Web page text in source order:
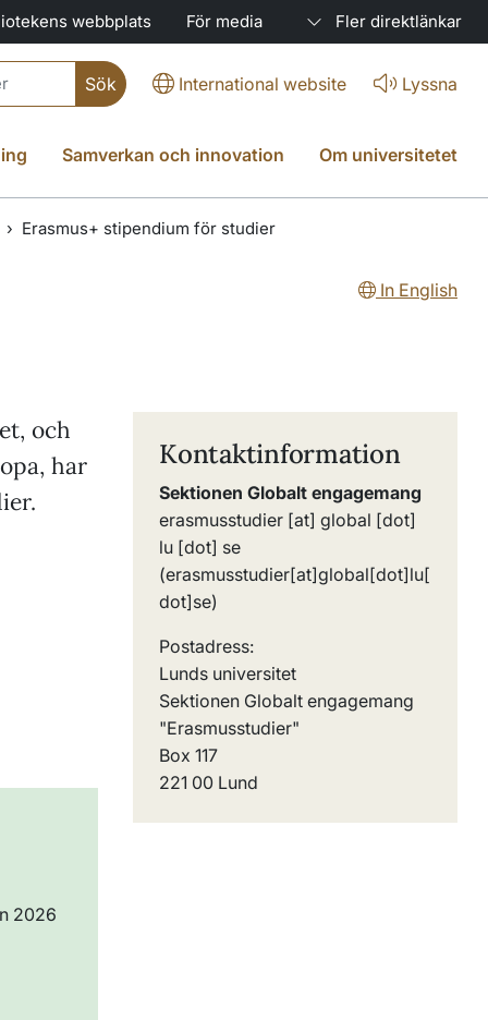
webbplats För media Fler direktlänkar
International website Lyssna
Samverkan och innovation Om universitetet
Erasmus+ stipendium för studier
In English
och
har
2026
Kontaktinformation
Sektionen Globalt engagemang
erasmusstudier [at] global [dot]
lu [dot] se
(erasmusstudier[at]global[dot]lu[
dot]se)
Postadress:
Lunds universitet
Sektionen Globalt engagemang
"Erasmusstudier"
Box 117
221 00 Lund